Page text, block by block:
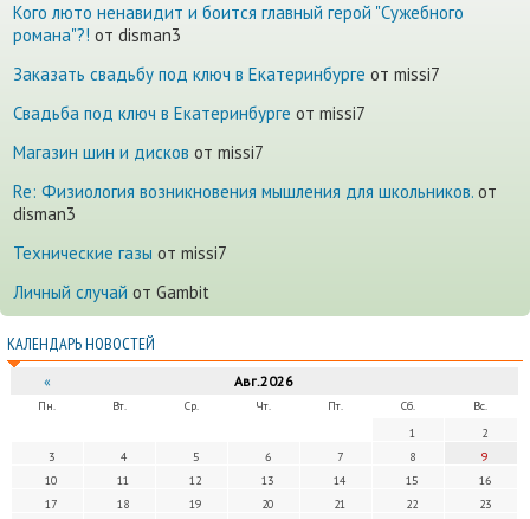
Кого люто ненавидит и боится главный герой "Сужебного
романа"?! от disman3
Заказать свадьбу под ключ в Екатеринбурге от missi7
Cвадьба под ключ в Екатеринбурге от missi7
Магазин шин и дисков от missi7
Re: Физиология возникновения мышления для школьников. от
disman3
Технические газы от missi7
Личный случай от Gambit
КАЛЕНДАРЬ НОВОСТЕЙ
« Авг.2026
Пн. Вт. Ср. Чт. Пт. Сб.
Вс.
1
2
3
4 5 6 7 8
9
10
11 12 13 14 15
16
17
18 19 20 21 22
23